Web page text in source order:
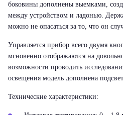
боковины дополнены выемками,
между устройством и ладонью.
можно не опасаться за то, что он
Управляется прибор всего двумя
мгновенно отображаются на
возможности проводить
освещения модель дополнена
Технические характеристики: